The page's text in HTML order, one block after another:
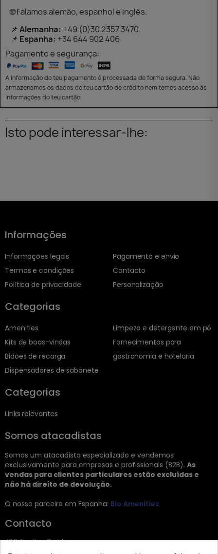
🌐 Falamos alemão, espanhol e inglês.
📌 Alemanha: +49 (0)30 2357 3470
📌 Espanha: +34 644 902 406
Pagamento e segurança:
A informação do teu pagamento é processada de forma segura. Não
armazenamos os dados do teu cartão de crédito nem temos acesso às
informações do teu cartão.
Isto pode interessar-lhe:
Informações
Informações legais
Termos e condições
Política de privacidade
Pagamento e envio
Contacto
Personalização
Categorias
Amenities
Kits de boas-vindas
Bidões de recarga
Dispensadores de sabonete
Limpeza e detergente em pó
Fornecimentos para
gastronomia e hotelaria
Categorias
Links relevantes
Somos atacadistas
Somos um atacadista especializado e vendemos
exclusivamente para empresas e profissionais (B2B). As
vendas para clientes particulares estão excluídas e
não há direito de devolução.
O nosso parceiro em Espanha: Bio Amenities
Contacto
JRG Trading GmbH